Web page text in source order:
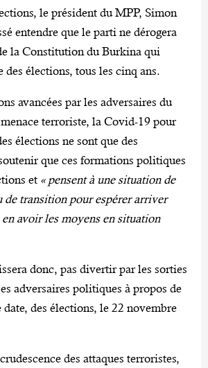
le président du MPP, Simon
entendre que le parti ne dérogera
la Constitution du Burkina qui
des élections, tous les cinq ans.
avancées par les adversaires du
terroriste, la Covid-19 pour
élections ne sont que des
que ces formations politiques
et « pensent à une situation de
de transition pour espérer arriver
en avoir les moyens en situation
donc, pas divertir par les sorties
adversaires politiques à propos de
date, des élections, le 22 novembre
des attaques terroristes,